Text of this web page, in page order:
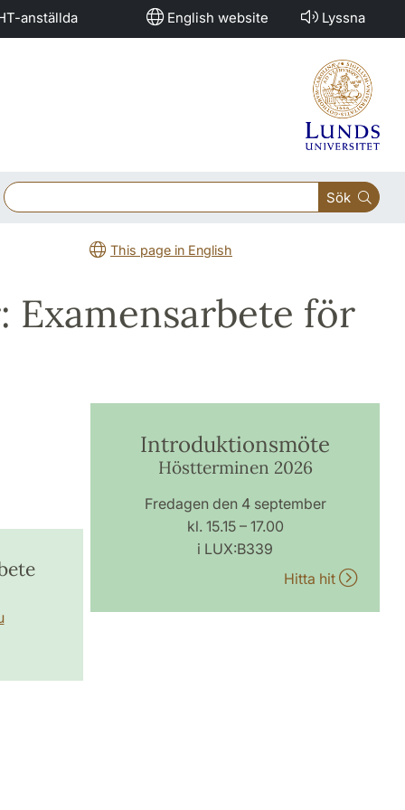
anställda English website Lyssna
Sök
This page in English
för
Introduktionsmöte
Höstterminen 2026
Fredagen den 4 september
kl. 15.15 – 17.00
i LUX:B339
Hitta hit